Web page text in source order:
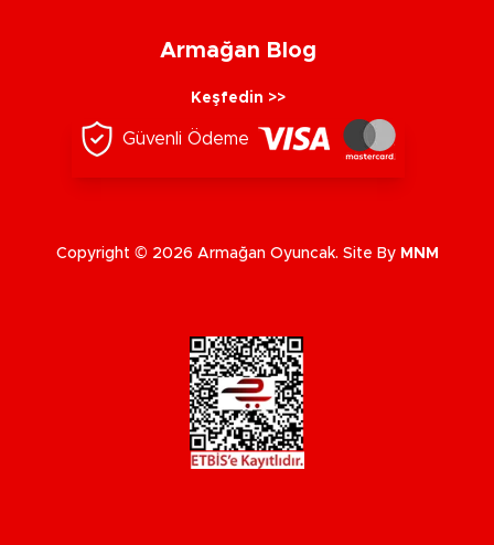
Armağan Blog
Keşfedin >>
Güvenli Ödeme
Copyright © 2026 Armağan Oyuncak. Site By MNM